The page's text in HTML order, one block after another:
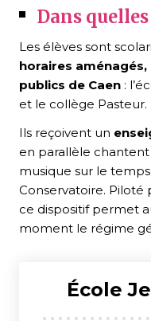
Dans quelles
Les élèves sont
horaires
publics de Caen :
et le collège Pasteur.
Ils reçoivent un
en parallèle
musique sur le
Conservatoire. Piloté
ce dispositif permet
moment le régime
École